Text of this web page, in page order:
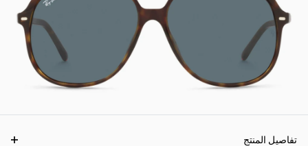
تفاصيل المنتج